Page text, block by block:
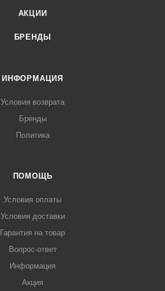
АКЦИИ
БРЕНДЫ
ИНФОРМАЦИЯ
Условия возврата
Бренды
Политика
ПОМОЩЬ
Условия оплаты
Условия доставки
Гарантия на товар
Вопрос-ответ
Информация
Акция